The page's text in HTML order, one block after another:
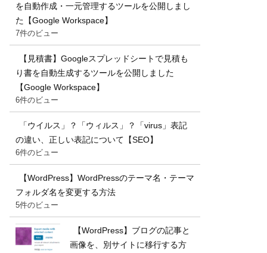
を自動作成・一元管理するツールを公開しまし
た【Google Workspace】
7件のビュー
【見積書】Googleスプレッドシートで見積も
り書を自動生成するツールを公開しました
【Google Workspace】
6件のビュー
「ウイルス」？「ウィルス」？「virus」表記
の違い、正しい表記について【SEO】
6件のビュー
【WordPress】WordPressのテーマ名・テーマ
フォルダ名を変更する方法
5件のビュー
【WordPress】ブログの記事と
画像を、別サイトに移行する方